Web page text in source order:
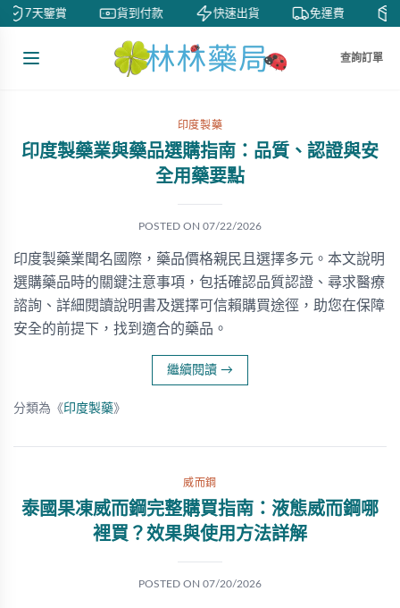
7天鑒賞 貨到付款 快速出貨 免運費 私
查詢訂單
印度製藥
印度製藥業與藥品選購指南：品質、認證與安
全用藥要點
POSTED ON 07/22/2026
印度製藥業聞名國際，藥品價格親民且選擇多元。本文說明
選購藥品時的關鍵注意事項，包括確認品質認證、尋求醫療
諮詢、詳細閱讀說明書及選擇可信賴購買途徑，助您在保障
安全的前提下，找到適合的藥品。
繼續閱讀 →
分類為《印度製藥》
威而鋼
泰國果凍威而鋼完整購買指南：液態威而鋼哪
裡買？效果與使用方法詳解
POSTED ON 07/20/2026